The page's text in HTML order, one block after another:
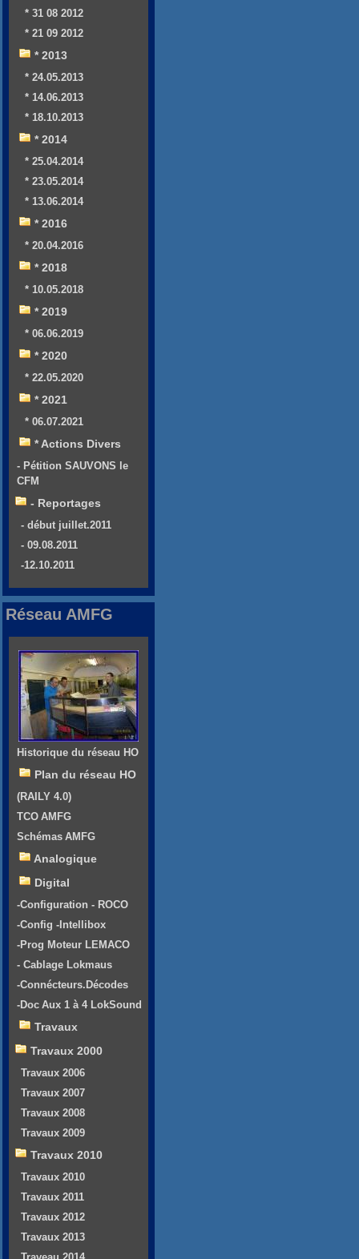
* 31 08 2012
* 21 09 2012
* 2013
* 24.05.2013
* 14.06.2013
* 18.10.2013
* 2014
* 25.04.2014
* 23.05.2014
* 13.06.2014
* 2016
* 20.04.2016
* 2018
* 10.05.2018
* 2019
* 06.06.2019
* 2020
* 22.05.2020
* 2021
* 06.07.2021
* Actions Divers
- Pétition SAUVONS le
CFM
- Reportages
- début juillet.2011
- 09.08.2011
-12.10.2011
Réseau AMFG
Historique du réseau HO
Plan du réseau HO
(RAILY 4.0)
TCO AMFG
Schémas AMFG
Analogique
Digital
-Configuration - ROCO
-Config -Intellibox
-Prog Moteur LEMACO
- Cablage Lokmaus
-Connécteurs.Décodes
-Doc Aux 1 à 4 LokSound
Travaux
Travaux 2000
Travaux 2006
Travaux 2007
Travaux 2008
Travaux 2009
Travaux 2010
Travaux 2010
Travaux 2011
Travaux 2012
Travaux 2013